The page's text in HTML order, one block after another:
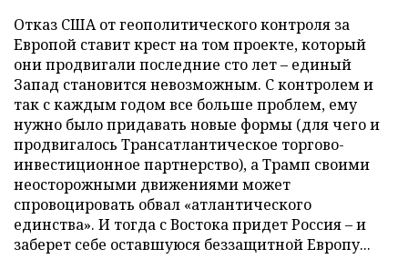
Отказ США от геополитического контроля за
Европой ставит крест на том проекте, который
они продвигали последние сто лет – единый
Запад становится невозможным. С контролем и
так с каждым годом все больше проблем, ему
нужно было придавать новые формы (для чего и
продвигалось Трансатлантическое торгово-
инвестиционное партнерство), а Трамп своими
неосторожными движениями может
спровоцировать обвал «атлантического
единства». И тогда с Востока придет Россия – и
заберет себе оставшуюся беззащитной Европу...